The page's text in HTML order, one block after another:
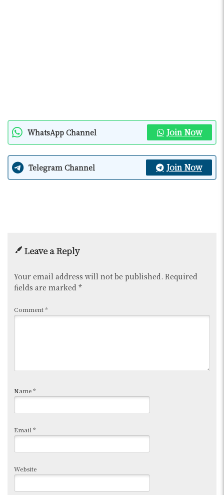
WhatsApp Channel Join Now
Telegram Channel Join Now
Leave a Reply
Your email address will not be published. Required
fields are marked *
Comment*
Name*
Email *
Website